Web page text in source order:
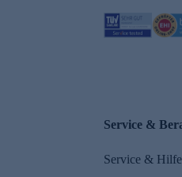
Service &
Service & Hilfe